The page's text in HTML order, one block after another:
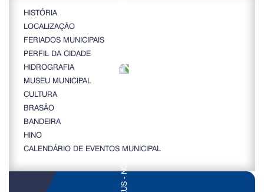
HISTÓRIA
LOCALIZAÇÃO
FERIADOS MUNICIPAIS
PERFIL DA CIDADE
HIDROGRAFIA
MUSEU MUNICIPAL
CULTURA
BRASÃO
BANDEIRA
HINO
CALENDÁRIO DE EVENTOS MUNICIPAL